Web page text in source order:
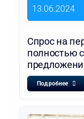
13.06.2024
Спрос на
полностью
Подробнее